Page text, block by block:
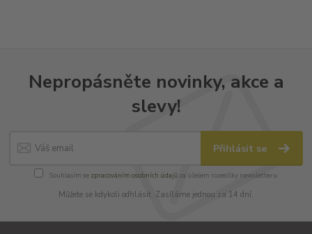
Nepropásněte novinky, akce a
slevy!
Přihlásit se
Souhlasím se zpracováním osobních údajůza účelem rozesílky newsletteru.
Můžete se kdykoli odhlásit. Zasíláme jednou za 14 dní.